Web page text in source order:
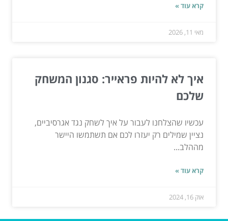
קרא עוד »
מאי 11, 2026
איך לא להיות פראייר: סגנון המשחק
שלכם
עכשיו שהצלחנו לעבור על איך לשחק נגד אגרסיביים,
נציין שמילים רק יעזרו לכם אם תשתמשו היישר
מההלב...
קרא עוד »
אוק 16, 2024